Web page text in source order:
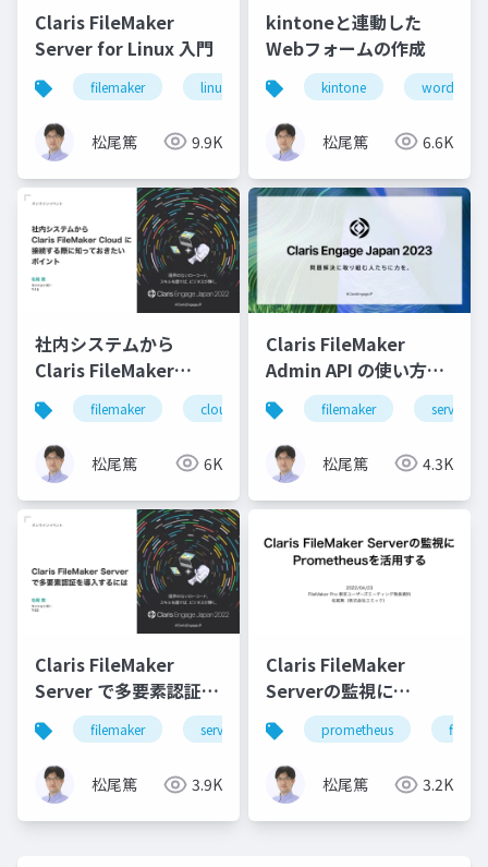
Claris FileMaker
Server for Linux 入門
filemaker linux server
松尾篤 9.9K
kintoneと連動した
Webフォームの作成
kintone wordpress
松尾篤 6.6K
社内システムから
Claris FileMaker
Cloud に接続する際に
知っておきたいポイン
ト
filemaker cloud
松尾篤 6K
Claris FileMaker
Admin API の使い方と
最新情報filemaker server
松尾篤 4.3K
Claris FileMaker
Server で多要素認証を
導入するには
filemaker server security mfa
松尾篤 3.9K
Claris FileMaker
Serverの監視に
Prometheusを活用す
る
prometheus
松尾篤 3.2K